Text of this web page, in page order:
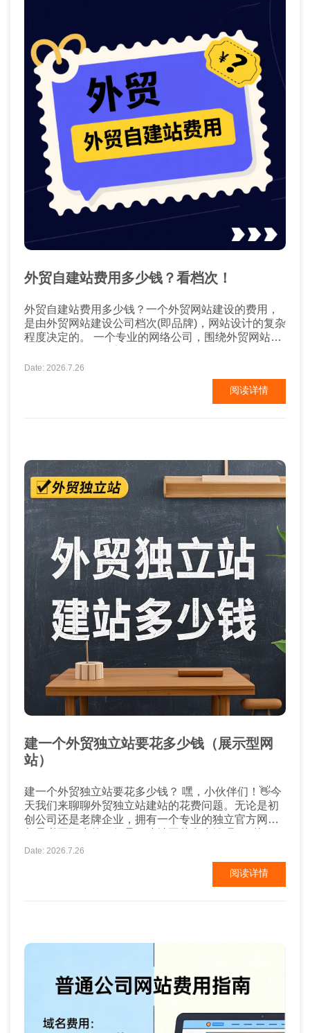
外贸自建站费用多少钱？看档次！
外贸自建站费用多少钱？一个外贸网站建设的费用，
是由外贸网站建设公司档次(即品牌)，网站设计的复杂
程度决定的。 一个专业的网络公司，围绕外贸网站建
程度、售后服务、域名注册、服务器租用等，都是外
贸网站建设公司要考虑的收费项目。网站建设费用从
几千元到十几万元不等。网站建设费用一般与功能要
致有四类...
Date: 2026.7.26
阅读详情
建一个外贸独立站要花多少钱（展示型网
站）
建一个外贸独立站要花多少钱？ 嘿，小伙伴们！👋今
天我们来聊聊外贸独立站建站的花费问题。无论是初
创公司还是老牌企业，拥有一个专业的独立官方网站
心，我来给你详细解析一下！💸 域名注册费用 首
先，你得有个域名，也就是你的网址。常见的域名后
缀有.com、.cn等，每年费用大约在几十元至几百元
Date: 2026.7.26
阅读详情